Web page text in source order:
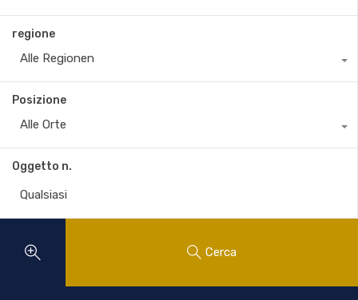
regione
Alle Regionen
Posizione
Alle Orte
Oggetto n.
Cerca